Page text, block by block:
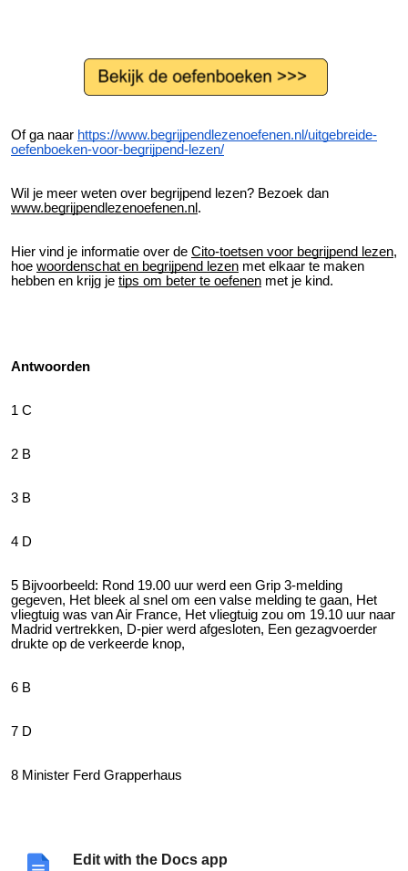
Edit with the Docs app
Of ga naar https://www.begrijpendlezenoefenen.nl/uitgebreide-
oefenboeken-voor-begrijpend-lezen/
Wil je meer weten over begrijpend lezen? Bezoek dan
www.begrijpendlezenoefenen.nl .
Hier vind je informatie over de Cito-toetsen voor begrijpend lezen,
hoe woordenschat en begrijpend lezen met elkaar te maken
hebben en krijg je tips om beter te oefenen met je kind.
Antwoorden
1 C
2 B
3 B
4 D
5 Bijvoorbeeld: Rond 19.00 uur werd een Grip 3-melding
gegeven, Het bleek al snel om een valse melding te gaan, Het
vliegtuig was van Air France, Het vliegtuig zou om 19.10 uur naar
Madrid vertrekken, D-pier werd afgesloten, Een gezagvoerder
drukte op de verkeerde knop,
6 B
7 D
8 Minister Ferd Grapperhaus